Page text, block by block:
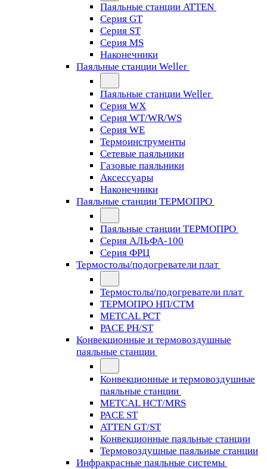
Паяльные станции ATTEN
Серия GT
Серия ST
Серия MS
Наконечники
Паяльные станции Weller
Паяльные станции Weller
Серия WX
Серия WT/WR/WS
Серия WE
Термоинструменты
Сетевые паяльники
Газовые паяльники
Аксессуары
Наконечники
Паяльные станции ТЕРМОПРО
Паяльные станции ТЕРМОПРО
Серия АЛЬФА-100
Серия ФРЦ
Термостолы/подогреватели плат
Термостолы/подогреватели плат
ТЕРМОПРО НП/СТМ
METCAL PCT
PACE PH/ST
Конвекционные и термовоздушные
паяльные станции
Конвекционные и термовоздушные
паяльные станции
METCAL HCT/MRS
PACE ST
ATTEN GT/ST
Конвекционные паяльные станции
Термовоздушные паяльные станции
Инфракрасные паяльные системы